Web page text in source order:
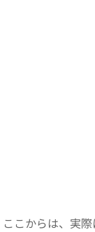
ここからは、実